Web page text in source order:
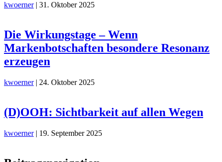
kwoerner 31. Oktober 2025
Die Wirkungstage – Wenn
Markenbotschaften besondere Resonanz
erzeugen
kwoerner | 24. Oktober 2025
(D)OOH: Sichtbarkeit auf allen Wegen
kwoerner | 19. September 2025